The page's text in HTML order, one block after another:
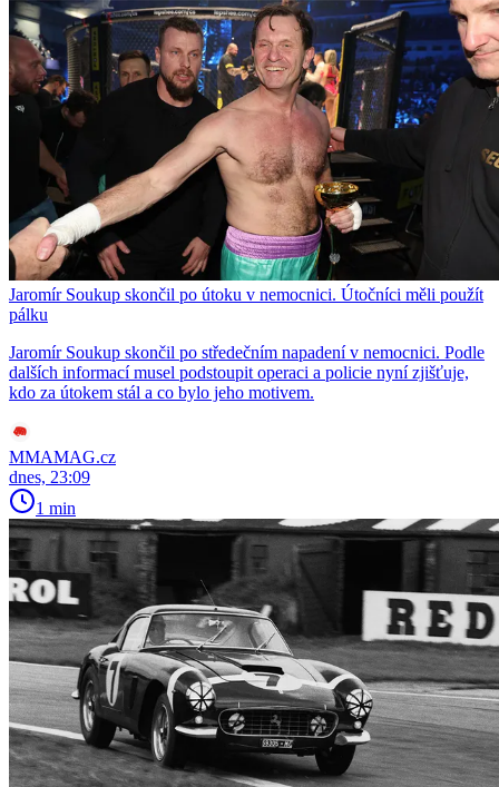
Jaromír Soukup skončil po útoku v nemocnici. Útočníci měli použít
pálku
Jaromír Soukup skončil po středečním napadení v nemocnici. Podle
dalších informací musel podstoupit operaci a policie nyní zjišťuje,
kdo za útokem stál a co bylo jeho motivem.
MMAMAG.cz
dnes, 23:09
1 min